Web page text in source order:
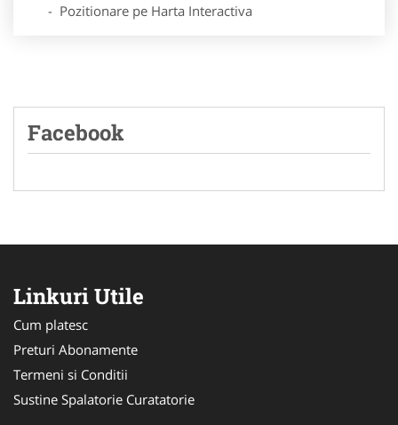
- Pozitionare pe Harta Interactiva
Facebook
Linkuri Utile
Cum platesc
Preturi Abonamente
Termeni si Conditii
Sustine Spalatorie Curatatorie